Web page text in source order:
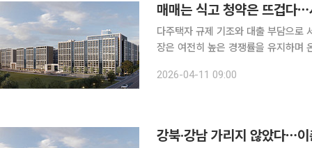
매매는 식고 청약은 뜨겁다⋯
다주택자 규제 기조와 대출 부담으로
장은 여전히 높은 경쟁률을 유지하며
서울 아파트 가격 상승 폭은 둔화되는
2026-04-11 09:00
강북·강남 가리지 않았다⋯이